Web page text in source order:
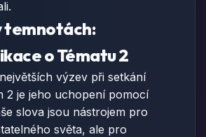
temnotách:
o Tématu 2
výzev při setkání
2 je jeho uchopení pomocí
slova jsou nástrojem pro
světa, ale pro